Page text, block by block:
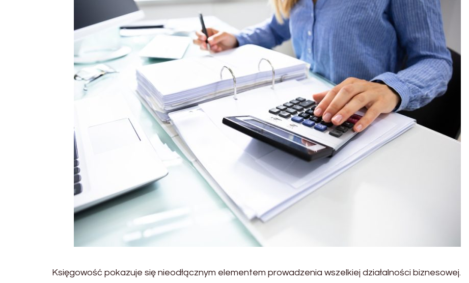
Księgowość pokazuje się nieodłącznym elementem prowadzenia wszelkiej działalności biznesowej.